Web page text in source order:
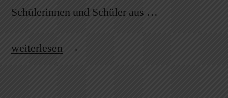
Schülerinnen und Schüler aus …
weiterlesen